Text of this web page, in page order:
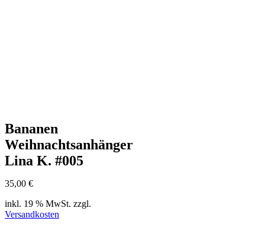
Bananen
Weihnachtsanhänger
Lina K. #005
35,00 €
inkl. 19 % MwSt. zzgl.
Versandkosten